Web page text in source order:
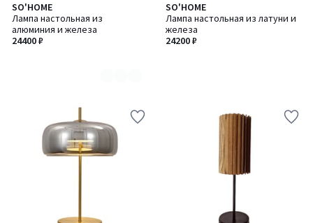
SO'HOME
Лампа настольная из
алюминия и железа
24400 ₽
Количество
цветов:
2
SO'HOME
Лампа настольная из латуни и
железа
24200 ₽